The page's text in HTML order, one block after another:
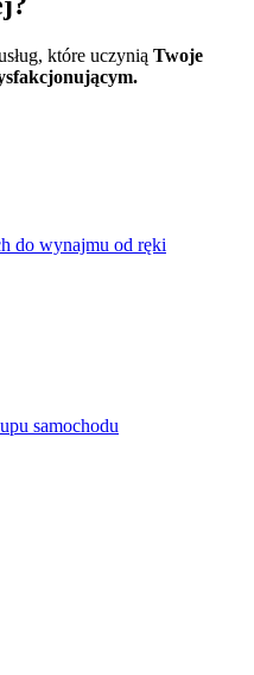
które uczynią Twoje
do wynajmu od ręki
samochodu